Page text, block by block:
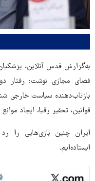
به‌گزارش قدس آنلاین،
فضای مجازی نوشت: رفتار
بازتاب‌دهنده سیاست خارجی
قوانین، تحقیر رقبا، ایجاد
ایران چنین بازی‌هایی را
ایستاده‌ایم.